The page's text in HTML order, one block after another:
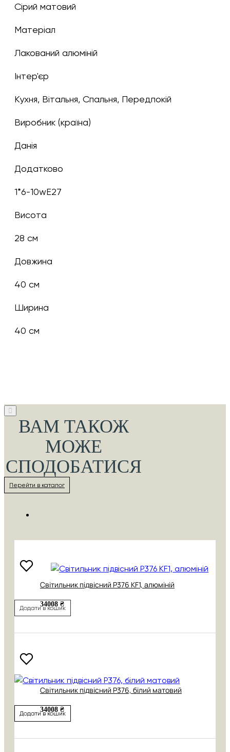
сірий матовий
Матеріал
Лакований алюміній
Інтер'єр
Кухня, Вітальня, Спальня, Передпокій
Виробник (країна)
Данія
Додатково
1*6-10wE27
Висота
28 см
Довжина
40 см
Ширина
40 см
ВАМ ТАКОЖ
МОЖЕ
СПОДОБАТИСЯ
Перейти в каталог
Cвітильник підвісний P376 KF1, алюміній
34008 ₴
Додати в кошик
Cвітильник підвісний P376, білий матовий
34008 ₴
Додати в кошик